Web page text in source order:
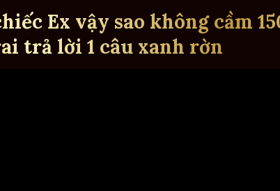
Ex vậy sao không cầm
trả lời 1 câu xanh rờn